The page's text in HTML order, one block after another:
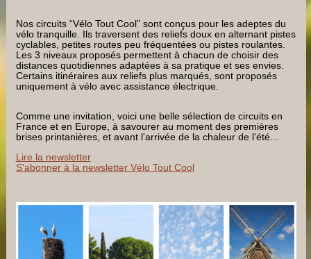
Nos circuits “Vélo Tout Cool” sont conçus pour les adeptes du
vélo tranquille. Ils traversent des reliefs doux en alternant pistes
cyclables, petites routes peu fréquentées ou pistes roulantes.
Les 3 niveaux proposés permettent à chacun de choisir des
distances quotidiennes adaptées à sa pratique et ses envies.
Certains itinéraires aux reliefs plus marqués, sont proposés
uniquement à vélo avec assistance électrique.
Comme une invitation, voici une belle sélection de circuits en
France et en Europe, à savourer au moment des premières
brises printanières, et avant l'arrivée de la chaleur de l'été...
Lire la newsletter
S'abonner à la newsletter Vélo Tout Cool